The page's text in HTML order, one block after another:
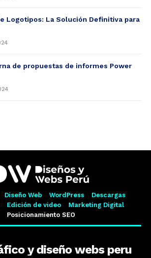
Logotipos: La Solución Definitiva para
de propuestas de informes Power
Diseño Web WordPress
Descargas
Edición de video
Marketing Digital
Posicionamiento SEO
y diseño webs peru